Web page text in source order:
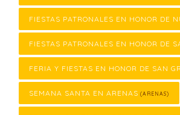
FIESTAS PATRONALES EN HONOR DE
FIESTAS PATRONALES EN HONOR DE
FERIA Y FIESTAS EN HONOR DE SAN
SEMANA SANTA EN ARENAS (ARENAS)